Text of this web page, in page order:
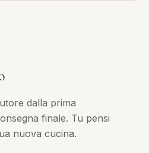
dalla prima
finale. Tu pensi
nuova cucina.